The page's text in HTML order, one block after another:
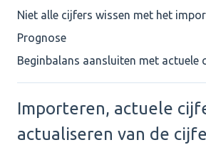
Niet alle cijfers wissen met het
Prognose
Beginbalans aansluiten met actuele
Importeren, actuele
actualiseren van de